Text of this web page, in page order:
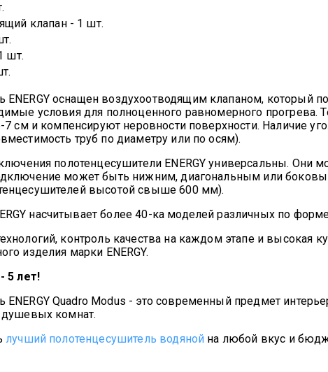
клапан - 1 шт.
шт.
ENERGY оснащен воздухоотводящим клапаном, который
условия для полноценного равномерного прогрева.
см и компенсируют неровности поверхности. Наличие
труб по диаметру или по осям).
полотенцесушители ENERGY универсальны. Они
может быть нижним, диагональным или
высотой свыше 600 мм).
насчитывает более 40-ка моделей различных по
контроль качества на каждом этапе и высокая
изделия марки ENERGY.
5 лет!
ENERGY Quadro Modus - это современный предмет
комнат.
лучший полотенцесушитель водяной на любой вкус и